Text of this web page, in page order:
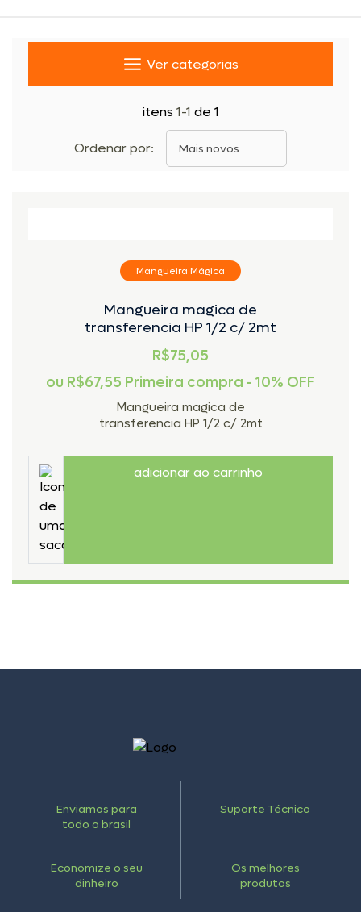
Balaclava
Cabo para Reboque
Chaves corta corrente
Colete Esportivo
Mangueira Mágica
Protetor Solar
Tanque de Combustível Jet Ski
Ver categorias
itens 1-1 de 1
Ordenar por: Mais novos
Mangueira Mágica
Mangueira magica de
transferencia HP 1/2 c/ 2mt
R$75,05
ou R$67,55 Primeira compra - 10% OFF
Mangueira magica de
transferencia HP 1/2 c/ 2mt
adicionar ao carrinho
Enviamos para
todo o brasil
Suporte Técnico
Economize o seu
dinheiro
Os melhores
produtos